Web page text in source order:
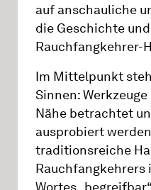
auf anschauliche
die Geschichte
Rauchfangkehrer-
Im Mittelpunkt
Sinnen:
Nähe betrachtet
ausprobiert
traditionsreiche
Rauchfangkehrers